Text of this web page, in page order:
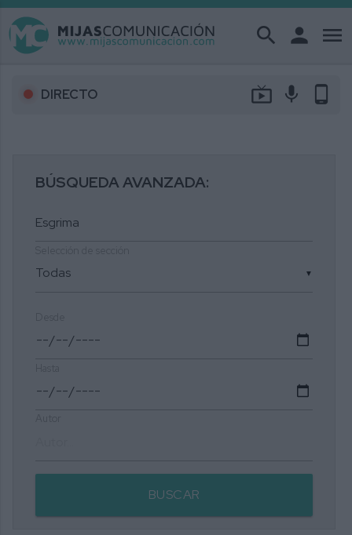
search person menu
DIRECTO live_tv mic phone_android
BÚSQUEDA AVANZADA:
▼
BUSCAR